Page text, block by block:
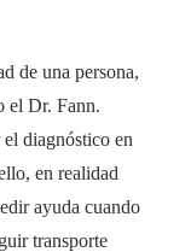
de una persona,
el Dr. Fann.
diagnóstico en
en realidad
ayuda cuando
transporte